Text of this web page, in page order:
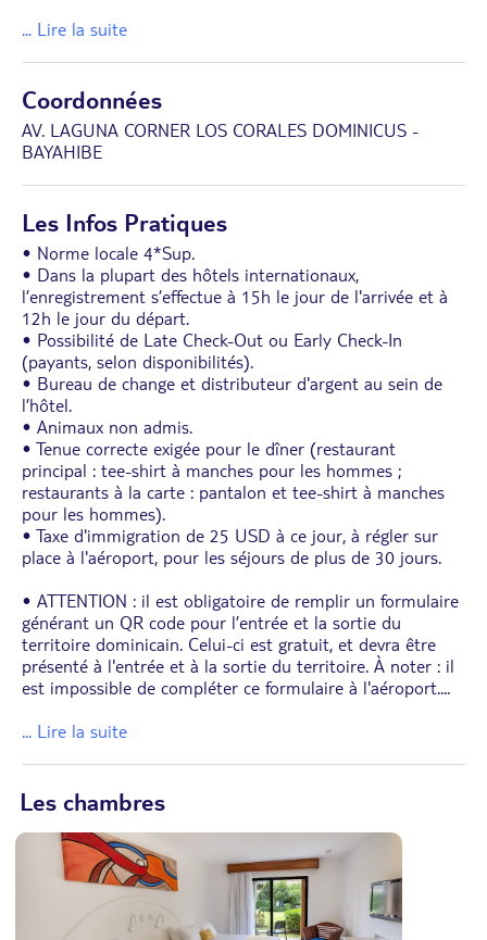
... Lire la suite
Coordonnées
AV. LAGUNA CORNER LOS CORALES DOMINICUS -
BAYAHIBE
Les Infos Pratiques
• Norme locale 4*Sup.
• Dans la plupart des hôtels internationaux,
l’enregistrement s’effectue à 15h le jour de l'arrivée et à
12h le jour du départ.
• Possibilité de Late Check-Out ou Early Check-In
(payants, selon disponibilités).
• Bureau de change et distributeur d'argent au sein de
l’hôtel.
• Animaux non admis.
• Tenue correcte exigée pour le dîner (restaurant
principal : tee-shirt à manches pour les hommes ;
restaurants à la carte : pantalon et tee-shirt à manches
pour les hommes).
• Taxe d'immigration de 25 USD à ce jour, à régler sur
place à l'aéroport, pour les séjours de plus de 30 jours.
• ATTENTION : il est obligatoire de remplir un formulaire
générant un QR code pour l’entrée et la sortie du
territoire dominicain. Celui-ci est gratuit, et devra être
présenté à l'entrée et à la sortie du territoire. À noter : il
est impossible de compléter ce formulaire à l'aéroport....
... Lire la suite
Les chambres